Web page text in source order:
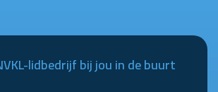
lidbedrijf bij jou in de buurt